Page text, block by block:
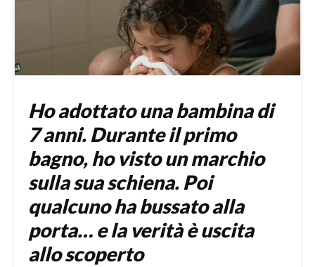
Ho adottato una bambina di
7 anni. Durante il primo
bagno, ho visto un marchio
sulla sua schiena. Poi
qualcuno ha bussato alla
porta… e la verità è uscita
allo scoperto